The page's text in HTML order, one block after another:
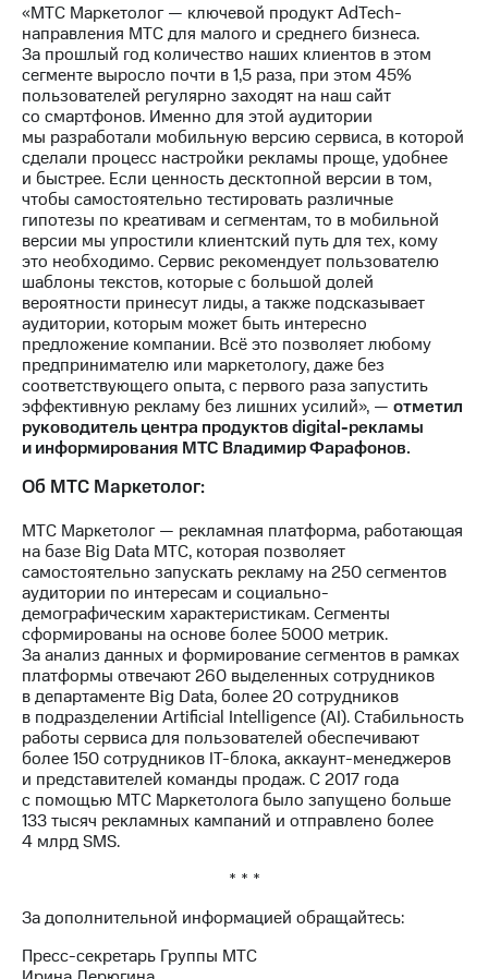
Контроль
и
аудит
Рынок
акций
Описание
Программа
приобретения
Порядок
выкупа
акций
Дивиденды
Рынок
облигаций
Описание
Еврооблигации-2023
Уведомление
о
погашении
именных
Другое
Регистратор
Реквизиты
Контакты
развитие
деловая этика
На главную
«МТС Маркетолог — ключевой продукт AdTech-
направления МТС для малого и среднего бизнеса.
За прошлый год количество наших клиентов в этом
сегменте выросло почти в 1,5 раза, при этом 45%
пользователей регулярно заходят на наш сайт
со смартфонов. Именно для этой аудитории
мы разработали мобильную версию сервиса, в которой
сделали процесс настройки рекламы проще, удобнее
и быстрее. Если ценность десктопной версии в том,
чтобы самостоятельно тестировать различные
гипотезы по креативам и сегментам, то в мобильной
версии мы упростили клиентский путь для тех, кому
это необходимо. Сервис рекомендует пользователю
шаблоны текстов, которые с большой долей
вероятности принесут лиды, а также подсказывает
аудитории, которым может быть интересно
предложение компании. Всё это позволяет любому
предпринимателю или маркетологу, даже без
соответствующего опыта, с первого раза запустить
эффективную рекламу без лишних усилий», — отметил
руководитель центра продуктов digital-рекламы
и информирования МТС Владимир Фарафонов.
Об МТС Маркетолог:
МТС Маркетолог — рекламная платформа, работающая
на базе Big Data МТС, которая позволяет
самостоятельно запускать рекламу на 250 сегментов
аудитории по интересам и социально-
демографическим характеристикам. Сегменты
сформированы на основе более 5000 метрик.
За анализ данных и формирование сегментов в рамках
платформы отвечают 260 выделенных сотрудников
в департаменте Big Data, более 20 сотрудников
в подразделении Artificial Intelligence (AI). Стабильность
работы сервиса для пользователей обеспечивают
более 150 сотрудников IT-блока, аккаунт-менеджеров
и представителей команды продаж. С 2017 года
с помощью МТС Маркетолога было запущено больше
133 тысяч рекламных кампаний и отправлено более
4 млрд SMS.
* * *
За дополнительной информацией обращайтесь:
Пресс-секретарь Группы МТС